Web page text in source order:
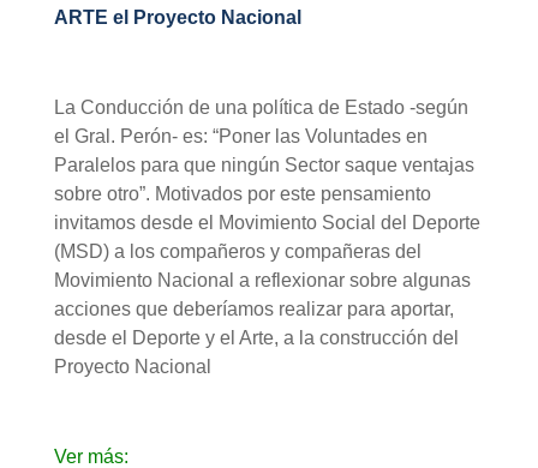
ARTE el Proyecto Nacional
La Conducción de una política de Estado -según
el Gral. Perón- es: “Poner las Voluntades en
Paralelos para que ningún Sector saque ventajas
sobre otro”. Motivados por este pensamiento
invitamos desde el Movimiento Social del Deporte
(MSD) a los compañeros y compañeras del
Movimiento Nacional a reflexionar sobre algunas
acciones que deberíamos realizar para aportar,
desde el Deporte y el Arte, a la construcción del
Proyecto Nacional
Ver más: